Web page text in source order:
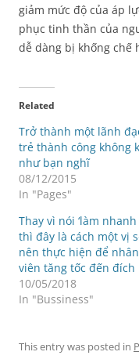
giảm mức độ của áp
phục tinh thần của
dễ dàng bị khống chế
Related
Trở thành một lãnh
trẻ thành công không
như bạn nghĩ
08/12/2015
In "Pages"
Thay vì nói ‘làm nhanh
thì đây là cách một vị
nên thực hiện để nhân
viên tăng tốc đến đích
10/05/2018
In "Bussiness"
This entry was posted in